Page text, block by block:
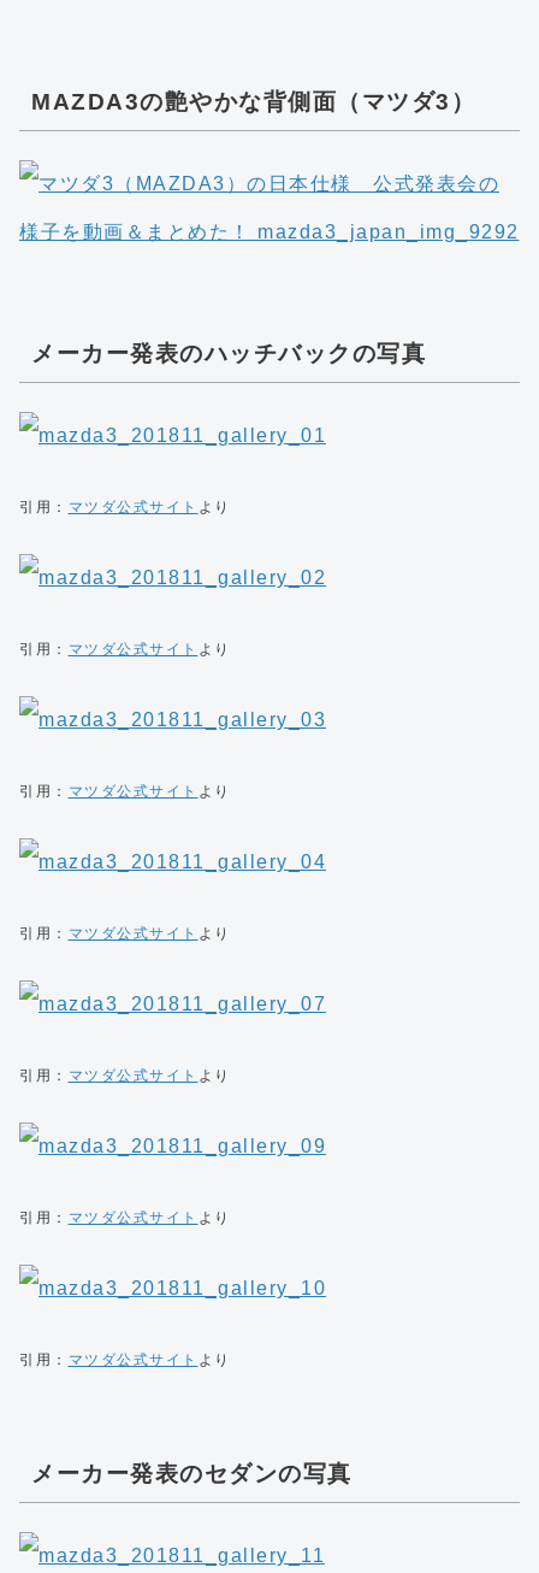
MAZDA3の艶やかな背側面（マツダ3）
メーカー発表のハッチバックの写真
引用： マツダ公式サイト より
引用： マツダ公式サイト より
引用： マツダ公式サイト より
引用： マツダ公式サイト より
引用： マツダ公式サイト より
引用： マツダ公式サイト より
引用： マツダ公式サイト より
メーカー発表のセダンの写真